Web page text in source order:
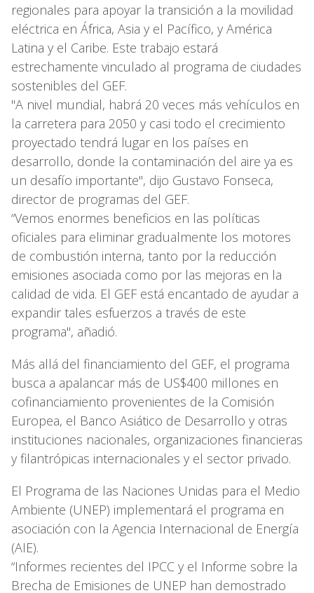
regionales para apoyar la transición a la movilidad
eléctrica en África, Asia y el Pacífico, y América
Latina y el Caribe. Este trabajo estará
estrechamente vinculado al programa de ciudades
sostenibles del GEF.
"A nivel mundial, habrá 20 veces más vehículos en
la carretera para 2050 y casi todo el crecimiento
proyectado tendrá lugar en los países en
desarrollo, donde la contaminación del aire ya es
un desafío importante", dijo Gustavo Fonseca,
director de programas del GEF.
“Vemos enormes beneficios en las políticas
oficiales para eliminar gradualmente los motores
de combustión interna, tanto por la reducción
emisiones asociada como por las mejoras en la
calidad de vida. El GEF está encantado de ayudar a
expandir tales esfuerzos a través de este
programa", añadió.
Más allá del financiamiento del GEF, el programa
busca a apalancar más de US$400 millones en
cofinanciamiento provenientes de la Comisión
Europea, el Banco Asiático de Desarrollo y otras
instituciones nacionales, organizaciones financieras
y filantrópicas internacionales y el sector privado.
El Programa de las Naciones Unidas para el Medio
Ambiente (UNEP) implementará el programa en
asociación con la Agencia Internacional de Energía
(AIE).
“Informes recientes del IPCC y el Informe sobre la
Brecha de Emisiones de UNEP han demostrado